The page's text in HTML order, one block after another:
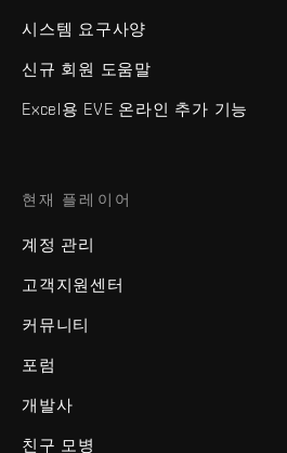
시스템 요구사양
신규 회원 도움말
Excel용 EVE 온라인 추가 기능
현재 플레이어
계정 관리
고객지원센터
커뮤니티
포럼
개발사
친구 모병